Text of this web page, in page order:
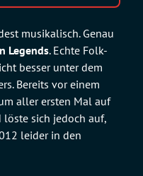
musikalisch. Genau
Legends. Echte Folk-
besser unter dem
Bereits vor einem
aller ersten Mal auf
löste sich jedoch auf,
leider in den